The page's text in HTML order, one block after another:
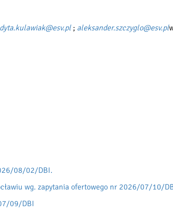
; aleksander.szczyglo@esv.pl
08/02/DBI.
wg. zapytania ofertowego nr 2026/07/10/
09/DBI